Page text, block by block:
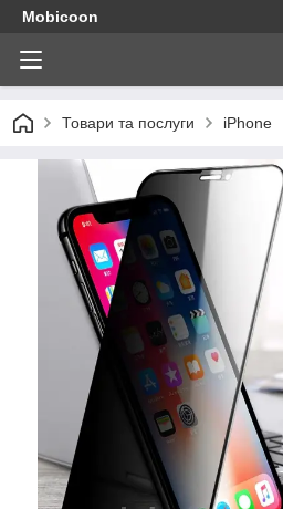
Mobicoon
Товари та послуги iPhone